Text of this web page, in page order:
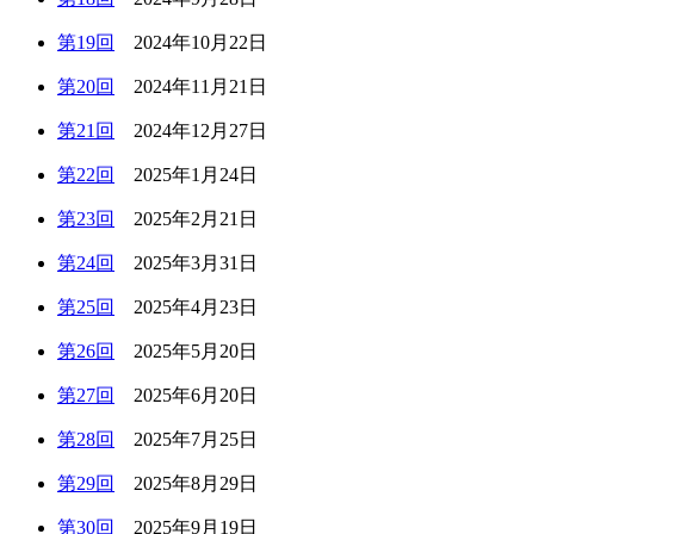
第19回 2024年10月22日
第20回 2024年11月21日
第21回 2024年12月27日
第22回 2025年1月24日
第23回 2025年2月21日
第24回 2025年3月31日
第25回 2025年4月23日
第26回 2025年5月20日
第27回 2025年6月20日
第28回 2025年7月25日
第29回 2025年8月29日
第30回 2025年9月19日